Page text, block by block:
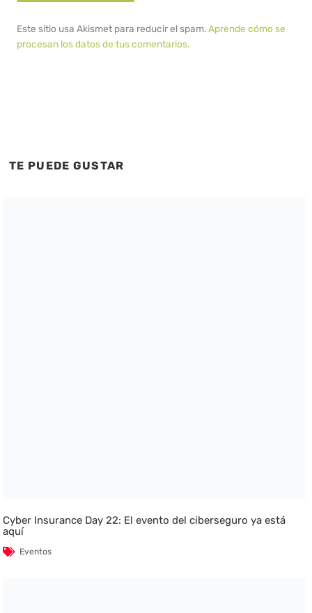
Este sitio usa Akismet para reducir el spam.Aprende cómo se
procesan los datos de tus comentarios.
TE PUEDE GUSTAR
Cyber Insurance Day 22: El evento del ciberseguro ya está
aquí
Eventos